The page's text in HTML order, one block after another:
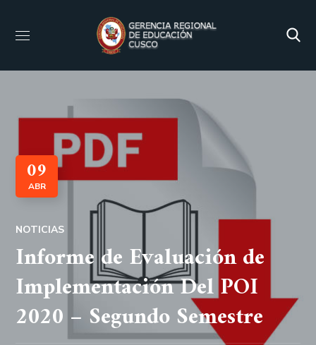
09
ABR
NOTICIAS
Informe de Evaluación de
Implementación Del POI
2020 – Segundo Semestre